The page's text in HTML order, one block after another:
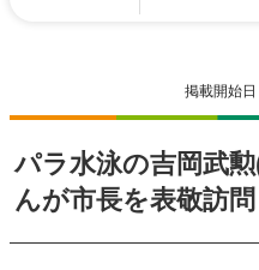
掲載開始
パラ水泳の吉岡武
んが市長を表敬訪問